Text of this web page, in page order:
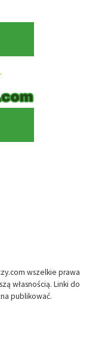
wszelkie prawa
własnością. Linki do
publikować.